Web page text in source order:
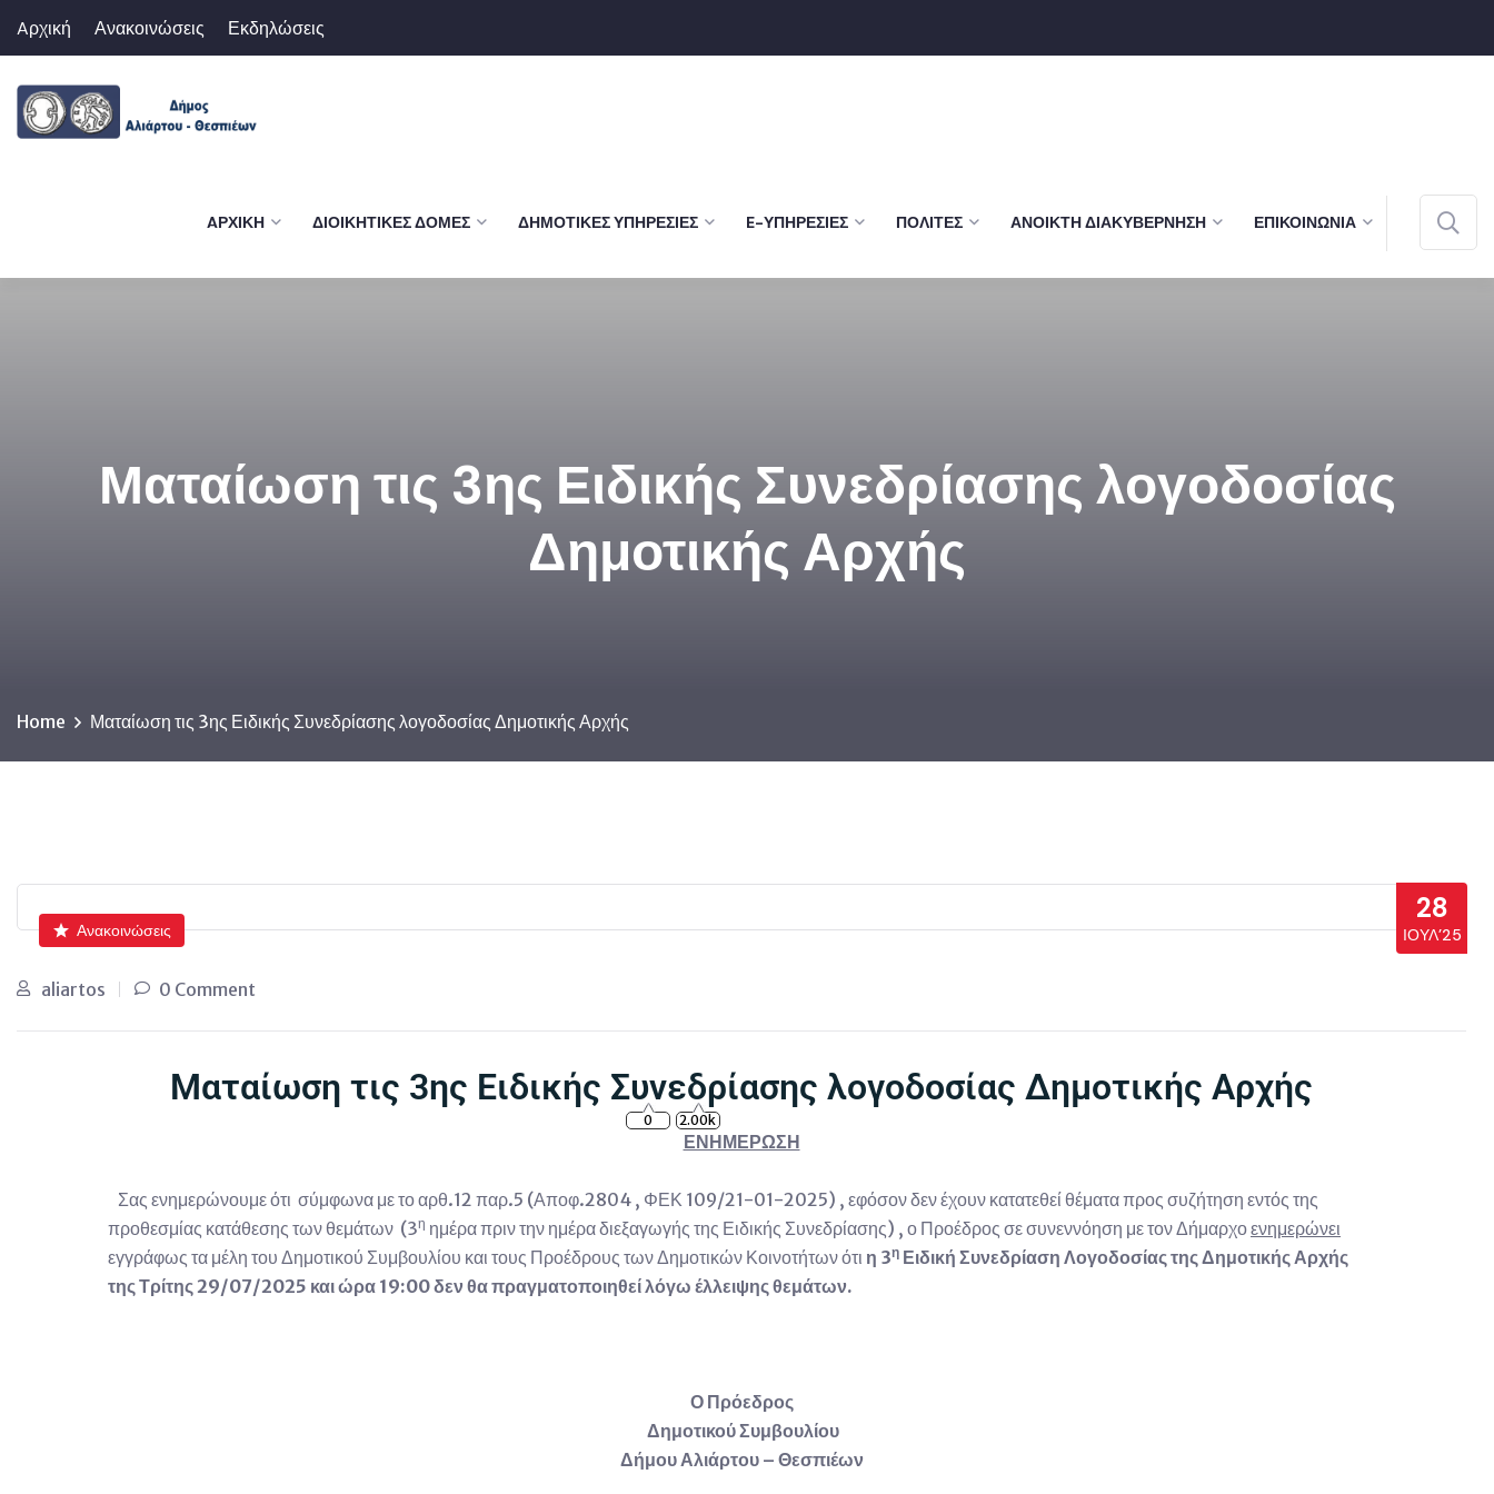
Aρχική Ανακοινώσεις Εκδηλώσεις
AΡΧΙΚΉ ΔΙΟΙΚΗΤΙΚΈΣ ΔΟΜΈΣ ΔΗΜΟΤΙΚΈΣ ΥΠΗΡΕΣΊΕΣ E-ΥΠΗΡΕΣΊΕΣ ΠΟΛΊΤΕΣ ΑΝΟΙΚΤΉ ΔΙΑΚΥΒΈΡΝΗΣΗ ΕΠΙΚΟΙΝΩΝΊΑ
Ματαίωση τις 3ης Ειδικής Συνεδρίασης λογοδοσίας
Δημοτικής Αρχής
Home Ματαίωση τις 3ης Ειδικής Συνεδρίασης λογοδοσίας Δημοτικής Αρχής
28
ΙΟΎΛ’25
Ανακοινώσεις
aliartos 0 Comment
Ματαίωση τις 3ης Ειδικής Συνεδρίασης λογοδοσίας Δημοτικής Αρχής
ΕΝΗΜΕΡΩΣΗ
Σας ενημερώνουμε ότι σύμφωνα με το αρθ.12 παρ.5 (Αποφ.2804 , ΦΕΚ 109/21-01-2025) , εφόσον δεν έχουν κατατεθεί θέματα προς συζήτηση εντός της
προθεσμίας κατάθεσης των θεμάτων (3η ημέρα πριν την ημέρα διεξαγωγής της Ειδικής Συνεδρίασης) , ο Προέδρος σε συνεννόηση με τον Δήμαρχοενημερώνει
εγγράφως τα μέλη του Δημοτικού Συμβουλίου και τους Προέδρους των Δημοτικών Κοινοτήτων ότι η 3η Ειδική Συνεδρίαση Λογοδοσίας της Δημοτικής Αρχής
της Τρίτης 29/07/2025 και ώρα 19:00 δεν θα πραγματοποιηθεί λόγω έλλειψης θεμάτων.
Ο Πρόεδρος
Δημοτικού Συμβουλίου
Δήμου Αλιάρτου – Θεσπιέων
0 2.00k